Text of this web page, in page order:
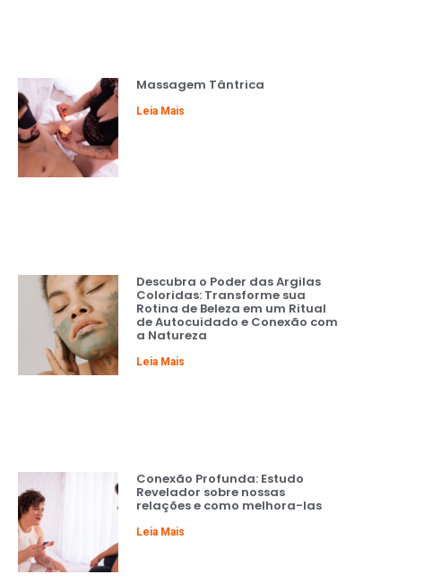
Massagem Tântrica
Leia Mais
Descubra o Poder das Argilas
Coloridas: Transforme sua
Rotina de Beleza em um Ritual
de Autocuidado e Conexão com
a Natureza
Leia Mais
Conexão Profunda: Estudo
Revelador sobre nossas
relações e como melhora-las
Leia Mais